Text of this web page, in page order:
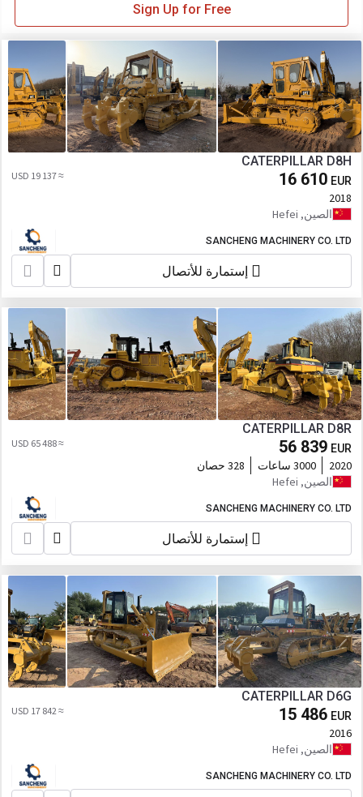
Sign Up for Free
CATERPILLAR D8H
16 610 EUR
≈ 19 137 USD
2018
الصين, Hefei
SANCHENG MACHINERY CO. LTD
إستمارة للأتصال
CATERPILLAR D8R
56 839 EUR
≈ 65 488 USD
2020 3000 ساعات
328 حصان
الصين, Hefei
SANCHENG MACHINERY CO. LTD
إستمارة للأتصال
CATERPILLAR D6G
15 486 EUR
≈ 17 842 USD
2016
الصين, Hefei
SANCHENG MACHINERY CO. LTD